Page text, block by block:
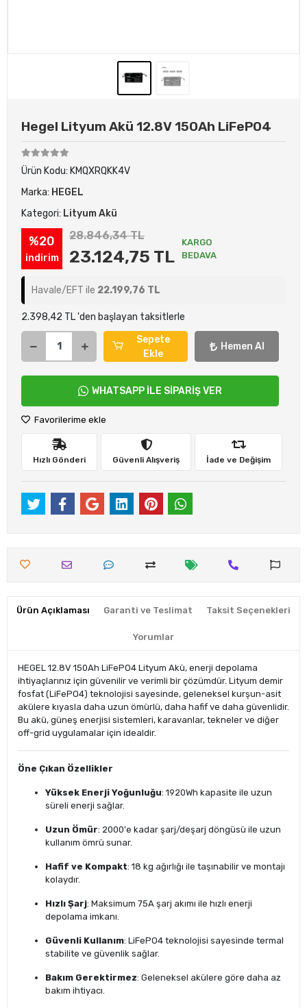
Hegel Lityum Akü 12.8V 150Ah LiFePO4
Ürün Kodu: KMQXRQKK4V
Marka: HEGEL
Kategori: Lityum Akü
%20
indirim
28.846,34 TL
23.124,75 TL
KARGO
BEDAVA
Havale/EFT ile 22.199,76 TL
2.398,42 TL 'den başlayan taksitlerle
Sepete
Ekle
Hemen Al
WHATSAPP İLE SİPARİŞ VER
Favorilerime ekle
Hızlı Gönderi Güvenli Alışveriş İade ve Değişim
Ürün Açıklaması Garanti ve Teslimat Taksit Seçenekleri
Yorumlar
HEGEL 12.8V 150Ah LiFePO4 Lityum Akü, enerji depolama
ihtiyaçlarınız için güvenilir ve verimli bir çözümdür. Lityum demir
fosfat (LiFePO4) teknolojisi sayesinde, geleneksel kurşun-asit
akülere kıyasla daha uzun ömürlü, daha hafif ve daha güvenlidir.
Bu akü, güneş enerjisi sistemleri, karavanlar, tekneler ve diğer
off-grid uygulamalar için idealdir.
Öne Çıkan Özellikler
Yüksek Enerji Yoğunluğu: 1920Wh kapasite ile uzun
süreli enerji sağlar.
Uzun Ömür: 2000'e kadar şarj/deşarj döngüsü ile uzun
kullanım ömrü sunar.
Hafif ve Kompakt: 18 kg ağırlığı ile taşınabilir ve montajı
kolaydır.
Hızlı Şarj: Maksimum 75A şarj akımı ile hızlı enerji
depolama imkanı.
Güvenli Kullanım: LiFePO4 teknolojisi sayesinde termal
stabilite ve güvenlik sağlar.
Bakım Gerektirmez: Geleneksel akülere göre daha az
bakım ihtiyacı.